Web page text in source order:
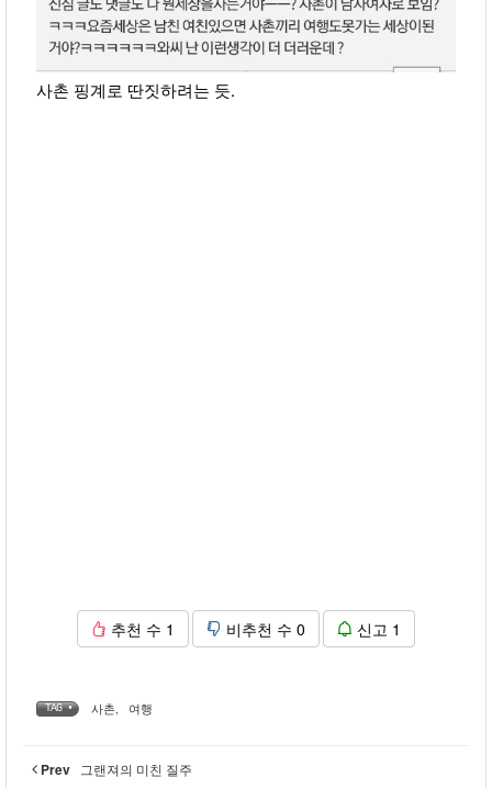
사촌 핑계로 딴짓하려는 듯.
추천 수 1 비추천 수 0 신고 1
TAG • 사촌, 여행
Prev 그랜져의 미친 질주